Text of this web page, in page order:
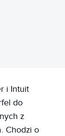
i Intuit
do
z
Chodzi o